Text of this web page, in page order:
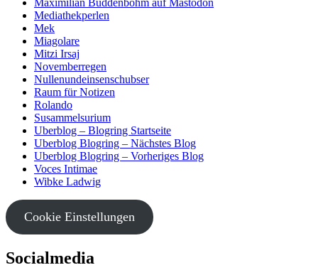
Mediathekperlen
Mek
Miagolare
Mitzi Irsaj
Novemberregen
Nullenundeinsenschubser
Raum für Notizen
Rolando
Susammelsurium
Uberblog – Blogring Startseite
Uberblog Blogring – Nächstes Blog
Uberblog Blogring – Vorheriges Blog
Voces Intimae
Wibke Ladwig
Cookie Einstellungen
Socialmedia